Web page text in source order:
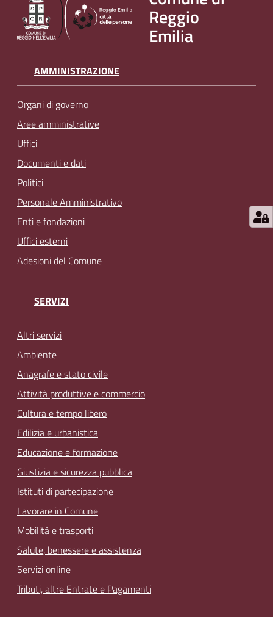
Reggio
Emilia
AMMINISTRAZIONE
Organi di governo
Aree amministrative
Uffici
Documenti e dati
Politici
Personale Amministrativo
Enti e fondazioni
Uffici esterni
Adesioni del Comune
SERVIZI
Altri servizi
Ambiente
Anagrafe e stato civile
Attività produttive e commercio
Cultura e tempo libero
Edilizia e urbanistica
Educazione e formazione
Giustizia e sicurezza pubblica
Istituti di partecipazione
Lavorare in Comune
Mobilità e trasporti
Salute, benessere e assistenza
Servizi online
Tributi, altre Entrate e Pagamenti